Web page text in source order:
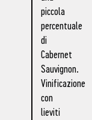
piccola
percentuale
di
Cabernet
Sauvignon.
Vinificazione
con
lieviti